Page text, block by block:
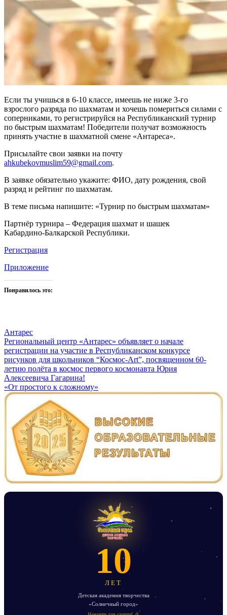
Если ты учишься в 6-10 классе, имеешь не ниже 3-го
взрослого разряда по шахматам и хочешь помериться силами с
соперниками, то регистрируйся на Республиканский турнир
по быстрым шахматам! Победители получат возможность
принять участие в шахматной смене «Антареса».
Присылайте свои заявки на почту
ahkubekovmuslim59@gmail.com.
В заявке обязательно укажите: ФИО, дату рождения, свой
разряд и рейтинг по шахматам.
В теме письма напишите: «Турнир по быстрым шахматам»
Партнёр турнира – Федерация шахмат и шашек
Кабардино‑Балкарской Республики.
Регистрация
Приложение
Понравилось это:
Антарес
Навигация
по
записям
Региональный центр «Антарес» объявляет о начале
регистрации на участие в Республиканском конкурсе
рисунков для школьников “Космос-Art”, посвященном 60-
летию полёта в космос первого космонавта Юрия
Алексеевича Гагарина!
«От простого к сложному»
10
ЛЕТ
Детская академия творчества
«Солнечный город»